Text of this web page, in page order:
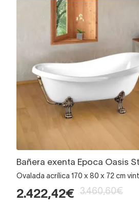
Bañera exenta Epoca Oasis
Ovalada acrílica 170 x 80 x 72 cm
2.422,42€ 3.460,60€